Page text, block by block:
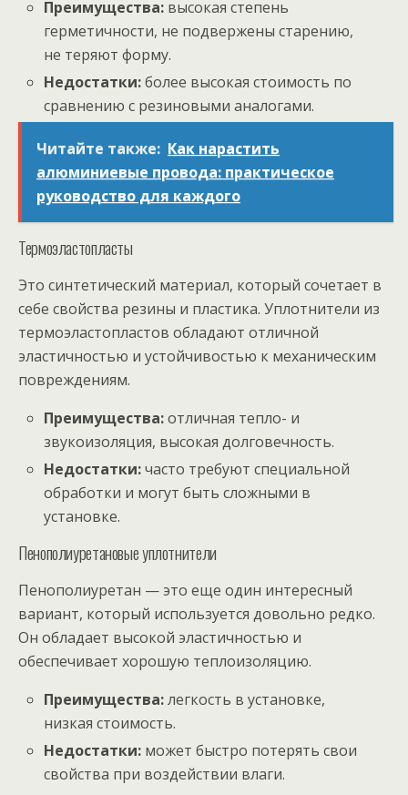
Преимущества: высокая степень
герметичности, не подвержены старению,
не теряют форму.
Недостатки:более высокая стоимость по
сравнению с резиновыми аналогами.
Читайте также: Как нарастить
алюминиевые провода: практическое
руководство для каждого
Термоэластопласты
Это синтетический материал, который сочетает в
себе свойства резины и пластика. Уплотнители из
термоэластопластов обладают отличной
эластичностью и устойчивостью к механическим
повреждениям.
Преимущества:отличная тепло- и
звукоизоляция, высокая долговечность.
Недостатки:часто требуют специальной
обработки и могут быть сложными в
установке.
Пенополиуретановые уплотнители
Пенополиуретан — это еще один интересный
вариант, который используется довольно редко.
Он обладает высокой эластичностью и
обеспечивает хорошую теплоизоляцию.
Преимущества:легкость в установке,
низкая стоимость.
Недостатки: может быстро потерять свои
свойства при воздействии влаги.